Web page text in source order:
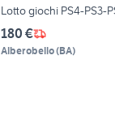
Lotto giochi PS4-PS3-
180 €
Alberobello(BA)